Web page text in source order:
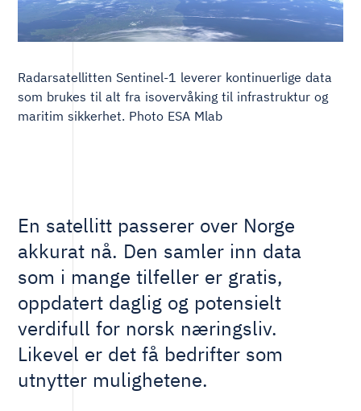
Radarsatellitten Sentinel-1 leverer kontinuerlige data
som brukes til alt fra isovervåking til infrastruktur og
maritim sikkerhet. Photo ESA Mlab
En satellitt passerer over Norge
akkurat nå. Den samler inn data
som i mange tilfeller er gratis,
oppdatert daglig og potensielt
verdifull for norsk næringsliv.
Likevel er det få bedrifter som
utnytter mulighetene.